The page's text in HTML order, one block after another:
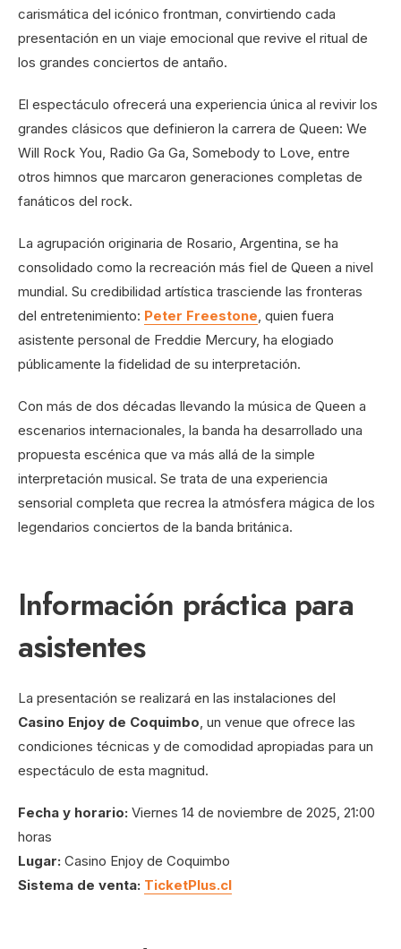
carismática del icónico frontman, convirtiendo cada
presentación en un viaje emocional que revive el ritual de
los grandes conciertos de antaño.
El espectáculo ofrecerá una experiencia única al revivir los
grandes clásicos que definieron la carrera de Queen: We
Will Rock You, Radio Ga Ga, Somebody to Love, entre
otros himnos que marcaron generaciones completas de
fanáticos del rock.
La agrupación originaria de Rosario, Argentina, se ha
consolidado como la recreación más fiel de Queen a nivel
mundial. Su credibilidad artística trasciende las fronteras
del entretenimiento: Peter Freestone, quien fuera
asistente personal de Freddie Mercury, ha elogiado
públicamente la fidelidad de su interpretación.
Con más de dos décadas llevando la música de Queen a
escenarios internacionales, la banda ha desarrollado una
propuesta escénica que va más allá de la simple
interpretación musical. Se trata de una experiencia
sensorial completa que recrea la atmósfera mágica de los
legendarios conciertos de la banda británica.
Información práctica para
asistentes
La presentación se realizará en las instalaciones del
Casino Enjoy de Coquimbo, un venue que ofrece las
condiciones técnicas y de comodidad apropiadas para un
espectáculo de esta magnitud.
Fecha y horario: Viernes 14 de noviembre de 2025, 21:00
horas
Lugar: Casino Enjoy de Coquimbo
Sistema de venta: TicketPlus.cl